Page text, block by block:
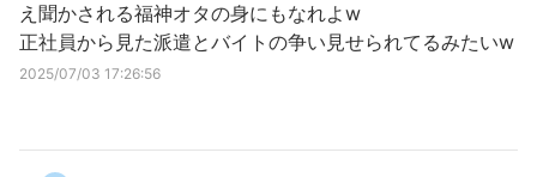
え聞かされる福神オタの身にもなれよw
正社員から見た派遣とバイトの争い見せられてるみたいw
2025/07/03 17:26:56